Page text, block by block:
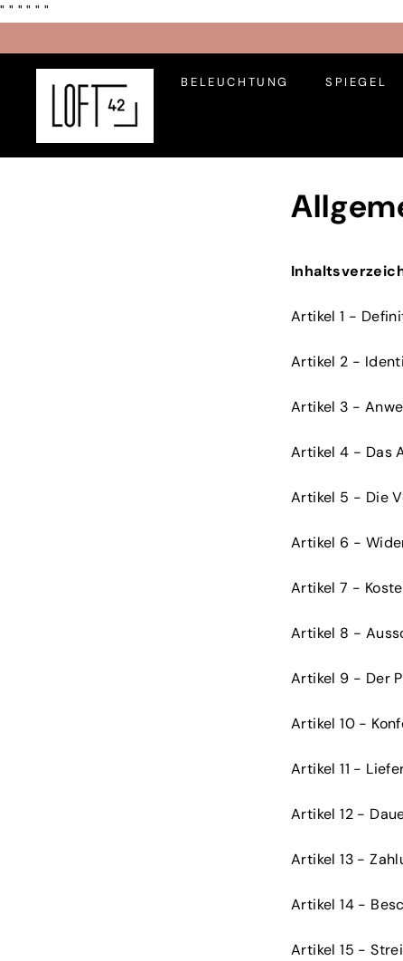
" " """ "
Inhalt
T
BELEUCHTUNG SPIEGEL
Artikel 1 -
Artikel 2 -
Artikel 3 -
Artikel 4 - Das
Artikel 5 - Die
Artikel 6 -
Artikel 7 -
Artikel 8 -
Artikel 9 - Der
Artikel 10 -
Artikel 11 -
Artikel 12 -
Artikel 13 -
Artikel 14 -
Artikel 15 -